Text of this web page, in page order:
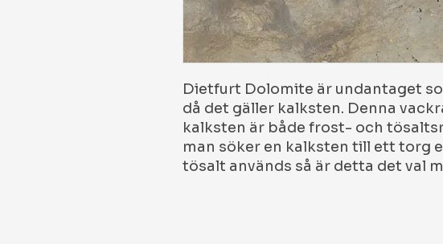
Dietfurt Dolomite är undantaget
då det gäller kalksten. Denna
kalksten är både frost- och
man söker en kalksten till ett torg
tösalt används så är detta det val